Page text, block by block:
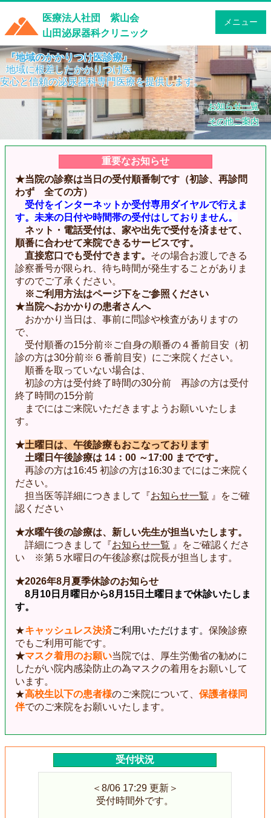
医療法人社団 紫山会
山田泌尿器科クリニック
メニュー
その他ご案内
お知らせ一覧
『地域のかかりつけ医診療』
地域に根差したかかりつけ医。
安心と信頼の泌尿器科専門医療を提供します。
重要なお知らせ
★当院の診察は当日の受付順番制です（初診、再診問
わず 全ての方）
受付をインターネットか受付専用ダイヤルで行えま
す。未来の日付や時間帯の受付はしておりません。
ネット・電話受付は、家や出先で受付を済ませて、
順番に合わせて来院できるサービスです。
直接窓口でも受付できます。 その場合お渡しできる
診察番号が限られ、待ち時間が発生することがありま
すのでご了承ください。
※ご利用方法はページ下をご参照ください
★当院へおかかりの患者さんへ
おかかり当日は、事前に問診や検査がありますの
で、
受付順番の15分前※ ご自身の順番の４番前目安 （初
診の方は30分前※６番前目安）にご来院ください。
順番を取っていない場合は、
初診の方は受付終了時間の30分前 再診の方は受付
終了時間の15分前
までにはご来院いただきますようお願いいたしま
す。
★土曜日は、午後診療もおこなっております
土曜日午後診療は 14：00 ～17:00 までです。
再診の方は16:45 初診の方は16:30までにはご来院く
ださい。
担当医等詳細につきまして『お知らせ一覧 』をご確
認ください
★水曜午後の診療は、新しい先生が担当いたします。
詳細につきまして『お知らせ一覧 』をご確認くださ
い ※第５水曜日の午後診察は院長が担当します。
★2026年8月夏季休診のお知らせ
8月10日月曜日から8月15日土曜日まで休診いたしま
す。
★キャッシュレス決済ご利用いただけます。 保険診療
でもご利用可能です。
★マスク着用のお願い当院では、
厚生労働省の勧めに
したがい院内感染防止の為マスクの着用をお願いして
います。
★高校生以下の患者様のご来院について、 保護者様同
伴でのご来院をお願いいたします。
受付状況
＜8/06 17:29 更新＞
受付時間外です。